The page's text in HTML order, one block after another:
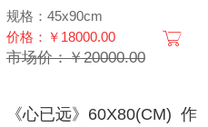
规格：45x90cm
价格：￥18000.00
市场价：￥20000.00
《心已远》60X80(CM) 作